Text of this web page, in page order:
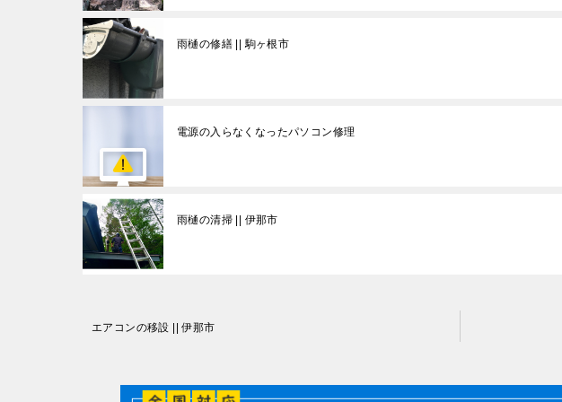
雨樋の修繕 || 駒ヶ根市
電源の入らなくなったパソコン修理
雨樋の清掃 || 伊那市
エアコンの移設 || 伊那市